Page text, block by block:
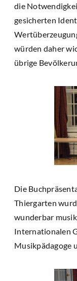
die
gesicherten
würden daher
übrige
Die
Thiergarten
wunderbar
Internationalen
Musikpädagoge